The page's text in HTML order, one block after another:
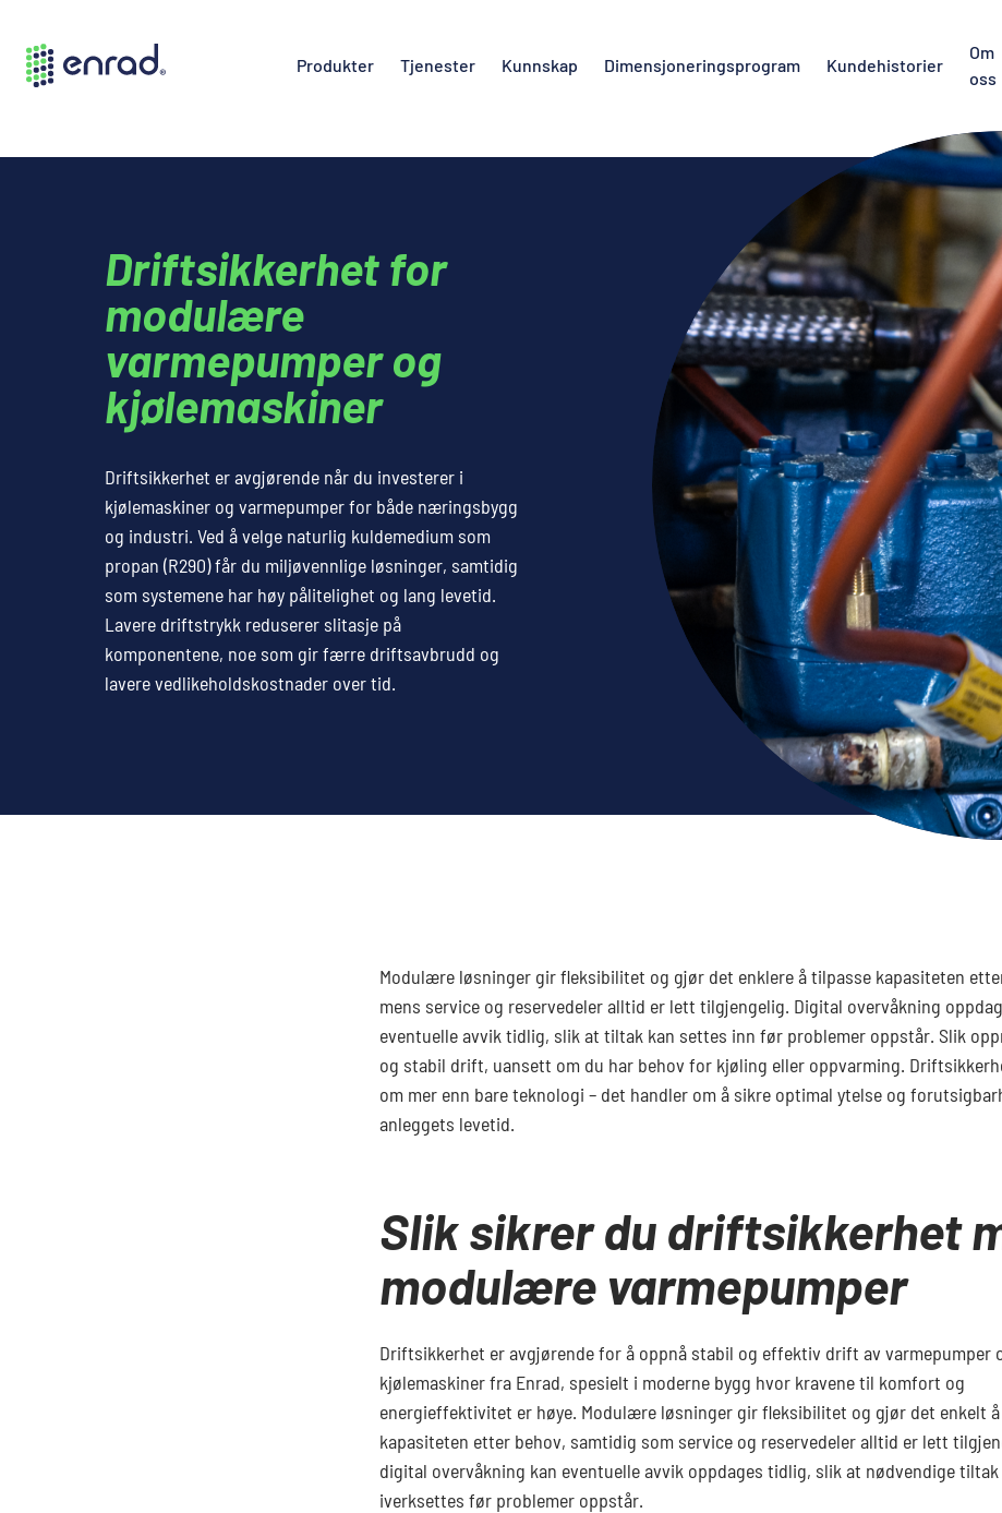
Produkter Tjenester Kunnskap Dimensjoneringsprogram Kundehistorier
Om
oss
Driftsikkerhet for
modulære
varmepumper og
kjølemaskiner
Driftsikkerhet er avgjørende når du investerer i
kjølemaskiner og varmepumper for både næringsbygg
og industri. Ved å velge naturlig kuldemedium som
propan (R290) får du miljøvennlige løsninger, samtidig
som systemene har høy pålitelighet og lang levetid.
Lavere driftstrykk reduserer slitasje på
komponentene, noe som gir færre driftsavbrudd og
lavere vedlikeholdskostnader over tid.
Modulære løsninger gir fleksibilitet og gjør det enklere å tilpasse kapasiteten
mens service og reservedeler alltid er lett tilgjengelig. Digital overvåkning
eventuelle avvik tidlig, slik at tiltak kan settes inn før problemer oppstår. Slik
og stabil drift, uansett om du har behov for kjøling eller oppvarming.
om mer enn bare teknologi – det handler om å sikre optimal ytelse og
anleggets levetid.
Slik sikrer du driftsikkerhet
modulære varmepumper
Driftsikkerhet er avgjørende for å oppnå stabil og effektiv drift av varmepumper
kjølemaskiner fra Enrad, spesielt i moderne bygg hvor kravene til komfort og
energieffektivitet er høye. Modulære løsninger gir fleksibilitet og gjør det enkelt
kapasiteten etter behov, samtidig som service og reservedeler alltid er lett
digital overvåkning kan eventuelle avvik oppdages tidlig, slik at nødvendige tiltak
iverksettes før problemer oppstår.